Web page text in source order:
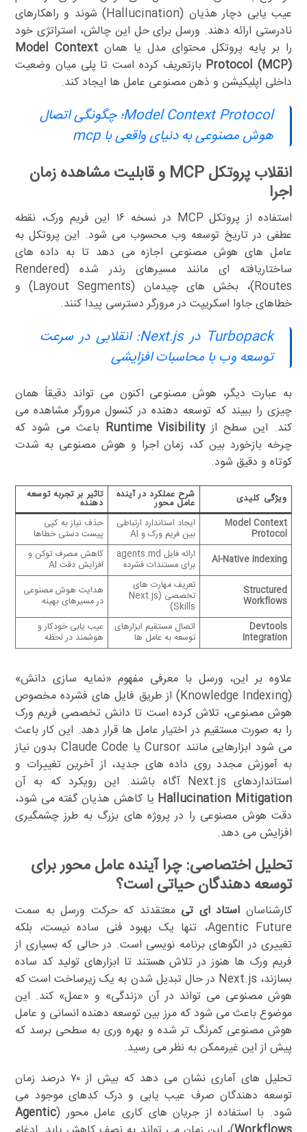
عیب یابی دچار هذیان (Hallucination) شوند و راهکارهای
نادرستی ارائه دهند. ورسل برای حل این چالش، استراتژی خود
را بر پایه پروتکل محتوای مدل یا همان Model Context
Protocol (MCP) بازتعریف کرده است تا پلی میان وضعیت
داخلی اپلیکیشن و ذهن مصنوعی عامل ها ایجاد کند.
Model Context Protocol؛ چگونگی اتصال
هوش مصنوعی به دنیای واقعی با mcp
انقلاب پروتکل MCP و قابلیت مشاهده زمان
اجرا
استفاده از پروتکل MCP در نسخه ۱۶ این فریم ورک، نقطه
عطفی در تاریخ توسعه وب محسوب می شود. این پروتکل به
عامل های هوش مصنوعی اجازه می دهد تا به داده های
ساختاریافته ای مانند مسیرهای رندر شده (Rendered
Routes)، بخش های چیدمان (Layout Segments) و
خطاهای جاوا اسکریپت در مرورگر دسترسی پیدا کنند.
Turbopack در Next.js: انقلابی در سرعت
توسعه وب با محاسبات افزایشی
به عبارت دیگر، هوش مصنوعی اکنون می تواند دقیقاً همان
چیزی را ببیند که توسعه دهنده در کنسول مرورگر مشاهده می
کند. این سطح ازRuntime Visibility باعث می شود که
چرخه بازخورد بین کد، زمان اجرا و هوش مصنوعی به شدت
کوتاه و دقیق شود.
ویژگی کلیدی شرح عملکرد در آینده
عامل محور
تاثیر بر تجربه توسعه
دهنده
Model Context
Protocol
ایجاد استاندارد ارتباطی
بین فریم ورک و AI
حذف نیاز به کپی
پیست دستی خطاها
AI-Native Indexing
ارائه فایل agents.md
برای مستندات فشرده
کاهش مصرف توکن و
افزایش دقت AI
Structured
Workflows
تعریف مهارت های
تخصصی (Next.js
Skills)
هدایت هوش مصنوعی
در مسیرهای بهینه
Devtools
Integration
اتصال مستقیم ابزارهای
توسعه به عامل ها
عیب یابی خودکار و
هوشمند در لحظه
علاوه بر این، ورسل با معرفی مفهوم «نمایه سازی دانش»
(Knowledge Indexing) از طریق فایل های فشرده مخصوص
هوش مصنوعی، تلاش کرده است تا دانش تخصصی فریم ورک
را به صورت مستقیم در اختیار عامل ها قرار دهد. این کار باعث
می شود ابزارهایی مانند Cursor یا Claude Code بدون نیاز
به آموزش مجدد روی داده های جدید، از آخرین تغییرات و
استانداردهای Next.js آگاه باشند. این رویکرد که به آن
Hallucination Mitigation یا کاهش هذیان گفته می شود،
دقت هوش مصنوعی را در پروژه های بزرگ به طرز چشمگیری
افزایش می دهد.
تحلیل اختصاصی: چرا آینده عامل محور برای
توسعه دهندگان حیاتی است؟
کارشناسان استاد ای تی معتقدند که حرکت ورسل به سمت
Agentic Future، تنها یک بهبود فنی ساده نیست، بلکه
تغییری در الگوهای برنامه نویسی است. در حالی که بسیاری از
فریم ورک ها هنوز در تلاش هستند تا ابزارهای تولید کد ساده
بسازند، Next.js در حال تبدیل شدن به یک زیرساخت است که
هوش مصنوعی می تواند در آن «زندگی» و «عمل» کند. این
موضوع باعث می شود که مرز بین توسعه دهنده انسانی و عامل
هوش مصنوعی کمرنگ تر شده و بهره وری به سطحی برسد که
پیش از این غیرممکن به نظر می رسید.
تحلیل های آماری نشان می دهد که بیش از ۷۰ درصد زمان
توسعه دهندگان صرف عیب یابی و درک کدهای موجود می
شود. با استفاده از جریان های کاری عامل محور (Agentic